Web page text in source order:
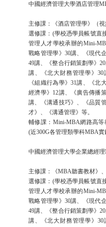
中國經濟管理大學酒店管理
主修課：《酒店管理學》（
選修課：(學校憑學員帳號直
管理人才學校承辦的Mini-
戰略管理學》30講、《現代
49講、《整合行銷策劃學》
講、《北大財務管理學》30
《組織行為學》31講、《北
經濟學》12講、《廣告傳播
講、《溝通技巧》、《品質
才》、《溝通管理》等。
輔修課：Mini-MBA網路高
(近300G各管理類學科MBA
中國經濟管理大學企業總經理
主修課：《MBA聽書教材》
選修課：(學校憑學員帳號直
管理人才學校承辦的Mini-
戰略管理學》30講、《現代
49講、《整合行銷策劃學》
講、《北大財務管理學》30